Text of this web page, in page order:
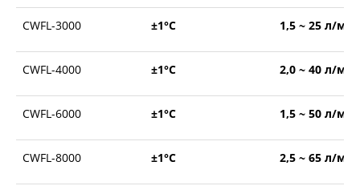
CWFL-3000 ±1°С 1,5 ~ 25 л/
CWFL-4000 ±1°С 2,0 ~ 40 л/
CWFL-6000 ±1°С 1,5 ~ 50 л/
CWFL-8000 ±1°С 2,5 ~ 65 л/